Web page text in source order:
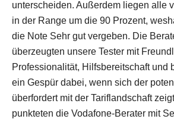
unterscheiden. Außerdem liegen alle
in der Range um die 90 Prozent,
die Note Sehr gut vergeben. Die
überzeugten unsere Tester mit
Professionalität, Hilfsbereitschaft und
ein Gespür dabei, wenn sich der
überfordert mit der Tariflandschaft
punkteten die Vodafone-Berater mit